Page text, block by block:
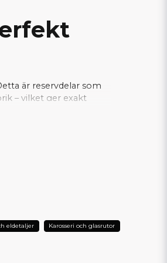
är reservdelar som
– vilket ger exakt
med bilens
eldetaljer Karosseri och glasrutor